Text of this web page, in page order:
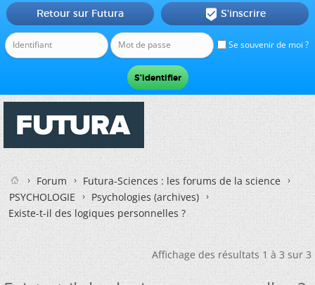
Se souvenir de moi ?
Retour sur Futura  S'inscrire
Forum
Futura-Sciences : les forums de la science
PSYCHOLOGIE
Psychologies (archives)
Existe-t-il des logiques personnelles ?
Affichage des résultats 1 à 3 sur 3